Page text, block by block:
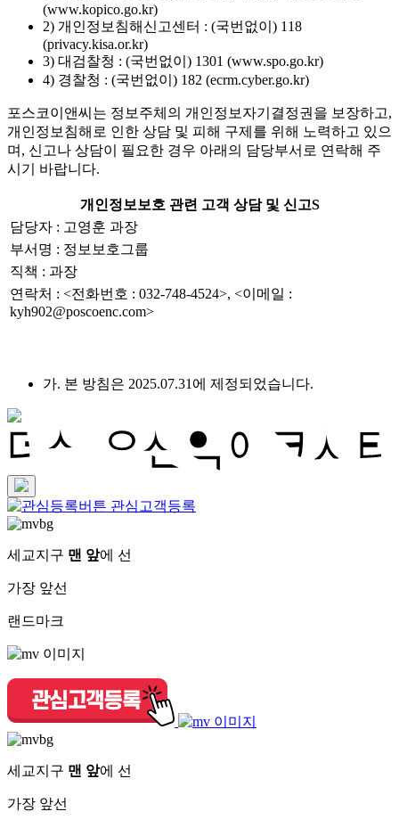
(www.kopico.go.kr)
2) 개인정보침해신고센터 : (국번없이) 118
(privacy.kisa.or.kr)
3) 대검찰청 : (국번없이) 1301 (www.spo.go.kr)
4) 경찰청 : (국번없이) 182 (ecrm.cyber.go.kr)
포스코이앤씨는 정보주체의 개인정보자기결정권을 보장하고,
개인정보침해로 인한 상담 및 피해 구제를 위해 노력하고 있으
며, 신고나 상담이 필요한 경우 아래의 담당부서로 연락해 주
시기 바랍니다.
개인정보보호 관련 고객 상담 및 신고S
담당자 : 고영훈 과장
부서명 : 정보보호그룹
직책 : 과장
연락처 : <전화번호 : 032-748-4524>, <이메일 :
kyh902@poscoenc.com>
가. 본 방침은 2025.07.31에 제정되었습니다.
관심고객등록
세교지구 맨 앞에 선
가장 앞선
랜드마크
세교지구 맨 앞에 선
가장 앞선